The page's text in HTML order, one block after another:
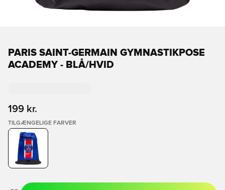
PARIS SAINT-GERMAIN GYMNASTIKPOSE
ACADEMY - BLÅ/HVID
199 kr.
TILGÆNGELIGE FARVER